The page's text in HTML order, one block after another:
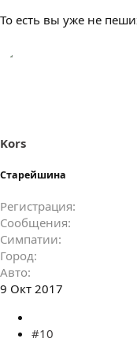
То есть вы уже не
Kors
Старейшина
Регистрация
Сообщения
Симпатии
Город
Авто
9 Окт 2017
#10